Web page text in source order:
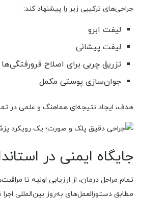
جراحی‌های ترکیبی زیر را پیشنهاد کند:
لیفت ابرو
لیفت پیشانی
تزریق چربی برای اصلاح فرورفتگی‌ها
جوان‌سازی پوستی مکمل
هدف، ایجاد نتیجه‌ای هماهنگ و علمی در
جایگاه ایمنی در
تمام مراحل درمان، از ارزیابی اولیه تا
مطابق دستورالعمل‌های به‌روز بین‌المللی